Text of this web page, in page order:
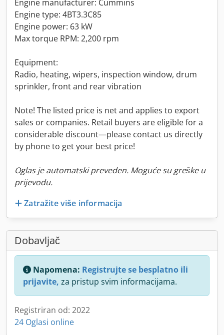
Engine manufacturer: Cummins
Engine type: 4BT3.3C85
Engine power: 63 kW
Max torque RPM: 2,200 rpm
Equipment:
Radio, heating, wipers, inspection window, drum
sprinkler, front and rear vibration
Note! The listed price is net and applies to export
sales or companies. Retail buyers are eligible for a
considerable discount—please contact us directly
by phone to get your best price!
Oglas je automatski preveden. Moguće su greške u
prijevodu.
Zatražite više informacija
Dobavljač
Napomena: Registrujte se besplatno ili
prijavite, za pristup svim informacijama.
Registriran od: 2022
24 Oglasi online